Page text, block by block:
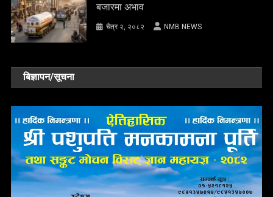
बजारमा अभाव
चैत्र २, २०८२ NMB NEWS
बिज्ञापन/सूचना